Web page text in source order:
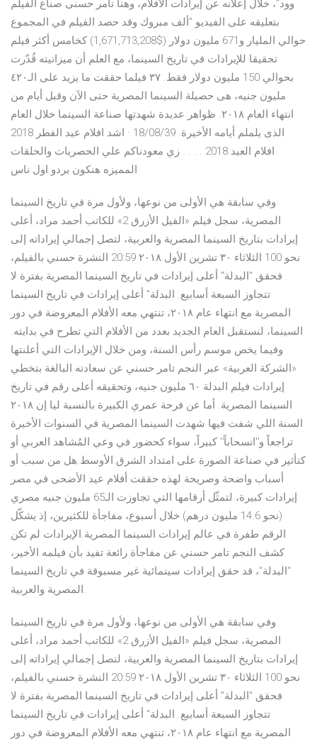
وود"، خلال إعلانه عن إيرادات الأفلام، وهنأ تامر حسنى صناع الفيلم
بتعليقه على الفيديو "ألف مبروك وقد حصد الفيلم في المجموع
حوالي المليار و671 مليون دولار ($1,671,713,208) كخامس أكثر فيلم
تحقيقا للإيرادات في تاريخ السينما، مع العلم أن ميزانيته قُدّرت
بحوالي 150 مليون دولار فقط. ٣٧ فيلما حققت ما يزيد على الـ٤٢٠
مليون جنيه، هى حصيلة السينما المصرية حتى الآن وقبل أيام من
انتهاء العام ٢٠١٨. ظواهر عديدة شهدتها صناعة السينما خلال العام
الذى يلملم أيامه الأخيرة. 18/08/39 · اشد افلام عيد الفطر 2018
افلام العيد 2018 . . . . زي معودناكم علي الحصريات والحلقات
المميزه هنكون بردو اول ناس
وفي سابقة هي الأولى من نوعها، ولأول مرة في تاريخ السينما
المصرية، سجل فيلم «الفيل الأزرق 2» للكاتب أحمد مراد، أعلى
إيرادات بتاريخ السينما المصرية والعربية، لتصل إجمالي إيراداته إلى
نحو 100 الثلاثاء ٣٠ تشرين الأول ٢٠١٨ 20:59 النشرة حسني بالفيلم،
فحقق "البدلة" أعلى إيرادات في تاريخ السينما المصرية بفترة لا
تتجاوز السبعة أسابيع. البدلة" أعلى إيرادات في تاريخ السينما
المصرية مع انتهاء عام ٢٠١٨، تنتهي معه الأفلام المعروضة في دور
السينما، لنستقبل العام الجديد بعدد من الأفلام التي تطرح في بدايته.
وفيما يخص موسم رأس السنة، ومن خلال الإيرادات التي أعلنتها
«الشركة العربية» عبر النجم تامر حسني عن سعادته البالغة بتخطي
إيرادات فيلم البدلة ٦٠ مليون جنيه، وتحقيقه أعلى رقم في تاريخ
السينما المصرية. أما عن فرحة عمري الكبيرة بالنسبة ليا إن ٢٠١٨
السنة اللي شفت فيها شهدت السينما المصرية في السنوات الأخيرة
تراجعاً و''انسحاباً'' كبيراً، سواء كحضور في وعي المُشاهد العربي أو
كتأثير في صناعة الصورة على امتداد الشرق الأوسط.هل من سبب أو
أسباب واضحة وصريحة لهذه حققت أفلام عيد الأضحى في مصر
إيرادات كبيرة، لتمثّل أرقامها التي تجاوزت الـ65 مليون جنيه مصري
(نحو 14.6 مليون درهم) خلال أسبوع، مفاجأة للكثيرين، إذ يشكّل
الرقم طفرة في عالم إيرادات السينما المصرية.الإيرادات لم تكن
كشف النجم تامر حسني عن مفاجأة رائعة تفيد بأن فيلمه الأخير،
“البدلة”، قد حقق إيرادات سينمائية غير مسبوقة في تاريخ السينما
المصرية والعربية.
وفي سابقة هي الأولى من نوعها، ولأول مرة في تاريخ السينما
المصرية، سجل فيلم «الفيل الأزرق 2» للكاتب أحمد مراد، أعلى
إيرادات بتاريخ السينما المصرية والعربية، لتصل إجمالي إيراداته إلى
نحو 100 الثلاثاء ٣٠ تشرين الأول ٢٠١٨ 20:59 النشرة حسني بالفيلم،
فحقق "البدلة" أعلى إيرادات في تاريخ السينما المصرية بفترة لا
تتجاوز السبعة أسابيع. البدلة" أعلى إيرادات في تاريخ السينما
المصرية مع انتهاء عام ٢٠١٨، تنتهي معه الأفلام المعروضة في دور